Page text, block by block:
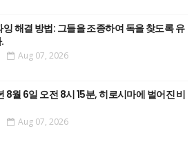
잉 해결 방법: 그들을 조종하여 독을 찾도록 유
Aug 07, 2026
8월 6일 오전 8시 15분, 히로시마에 벌어진 비
Aug 07, 2026